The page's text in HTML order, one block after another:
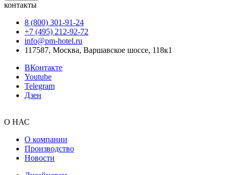
контакты
8 (800) 301‑91‑24
+7 (495) 212‑92‑72
info@pm-hotel.ru
117587, Москва, Варшавское шоссе, 118к1
ВКонтакте
Youtube
Telegram
Дзен
О НАС
О компании
Производство
Новости